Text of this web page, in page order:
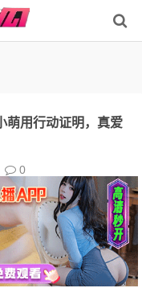
萌用行动证明，真爱
0